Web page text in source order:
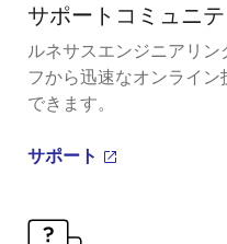
サポートコミュニテ
ルネサスエンジニアリ
フから迅速なオンライ
できます。
サポート